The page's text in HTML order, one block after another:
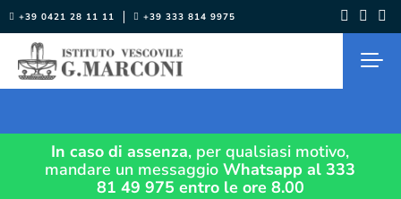
Salta
al
contenuto
+39 0421 28 11 11 +39 333 814 9975
In caso di assenza, per qualsiasi motivo,
mandare un messaggioWhatsapp al 333
81 49 975 entro le ore 8.00